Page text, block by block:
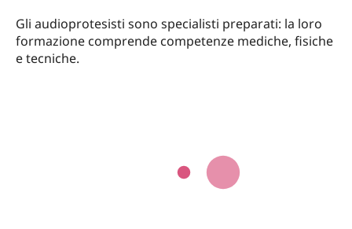
Gli audioprotesisti sono specialisti preparati: la loro
formazione comprende competenze mediche, fisiche
e tecniche.